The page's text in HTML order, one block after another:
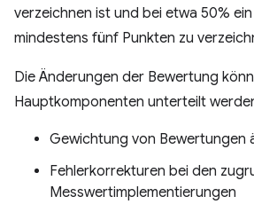
verzeichnen ist und bei etwa 50%
mindestens fünf Punkten zu
Die Änderungen der Bewertung
Hauptkomponenten unterteilt
Gewichtung von Bewertungen
Fehlerkorrekturen bei den
Messwertimplementierungen